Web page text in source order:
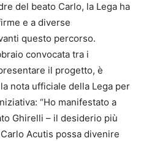
del beato Carlo, la Lega ha
e a diverse
questo percorso.
convocata tra i
il progetto, è
nota ufficiale della Lega per
“Ho manifestato a
Ghirelli – il desiderio più
Acutis possa divenire